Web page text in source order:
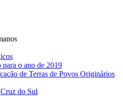
para o ano de 2019
de Terras de Povos Originários
do Sul